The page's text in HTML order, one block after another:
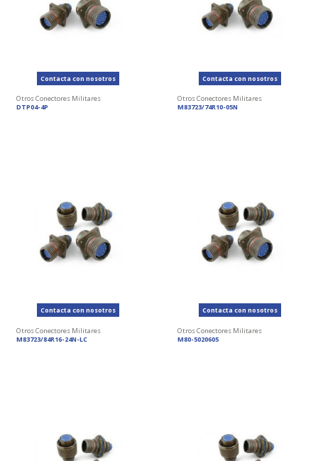
Contacta con nosotros
Otros Conectores Militares
DTP04-4P
Contacta con nosotros
Otros Conectores Militares
M83723/74R10-05N
Contacta con nosotros
Otros Conectores Militares
M83723/84R16-24N-LC
Contacta con nosotros
Otros Conectores Militares
M80-5020605